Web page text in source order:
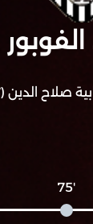
الفوبور
صلاح الدين (27')
'75